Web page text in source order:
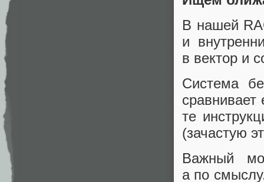
В нашей
и
в вектор и
Система
те
(зачастую
Важный
а по